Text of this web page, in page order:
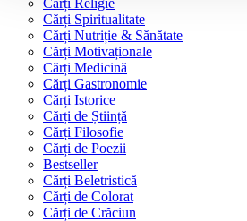
Cărți Spiritualitate
Cărți Nutriție & Sănătate
Cărți Motivaționale
Cărți Medicină
Cărți Gastronomie
Cărți Istorice
Cărți de Știință
Cărți Filosofie
Cărți de Poezii
Bestseller
Cărți Beletristică
Cărți de Colorat
Cărți de Crăciun